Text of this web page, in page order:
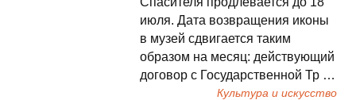
июля. Дата возвращения иконы
в музей сдвигается таким
образом на месяц: действующий
договор с Государственной Тр …
Культура и искусство